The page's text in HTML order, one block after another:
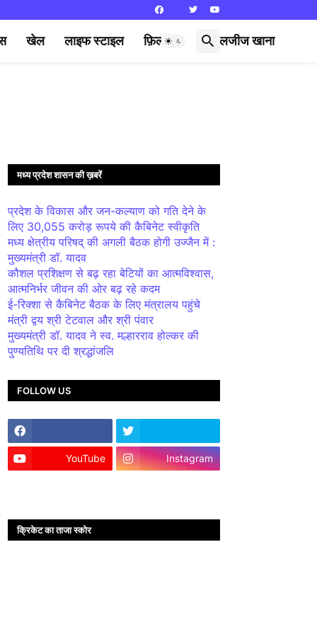
खेल लाइफ स्टाइल फ़िल्मी दुनिया लजीज खाना
मध्य प्रदेश शासन की ख़बरें
प्रदेश के विकास और जन-कल्याण को गति देने के
लिए 30,055 करोड़ रूपये की कैबिनेट स्वीकृति
मध्य क्षेत्रीय परिषद् की अगली बैठक होगी उज्जैन में :
मुख्यमंत्री डॉ. यादव
कौशल प्रशिक्षण से बढ़ रहा बेटियों का आत्मविश्वास,
आत्मनिर्भर जीवन की ओर बढ़ रहे कदम
ई-रिक्शा से कैबिनेट बैठक के लिए मंत्रालय पहुंचे
मंत्री द्वय श्री टेटवाल और श्री पंवार
मुख्यमंत्री डॉ. यादव ने स्व. मल्हारराव होल्कर की
पुण्यतिथि पर दी श्रद्धांजलि
FOLLOW US
YouTube Instagram
क्रिकेट का ताजा स्कोर